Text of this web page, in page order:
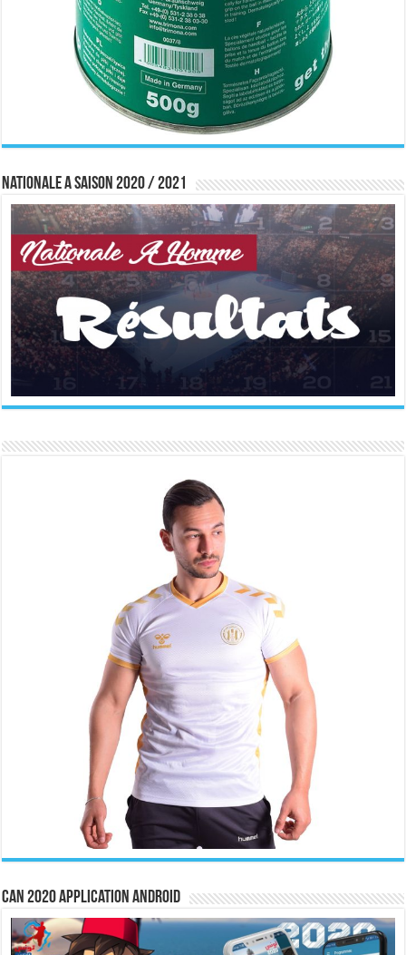
Nationale A saison 2020 / 2021
CAN 2020 Application Android